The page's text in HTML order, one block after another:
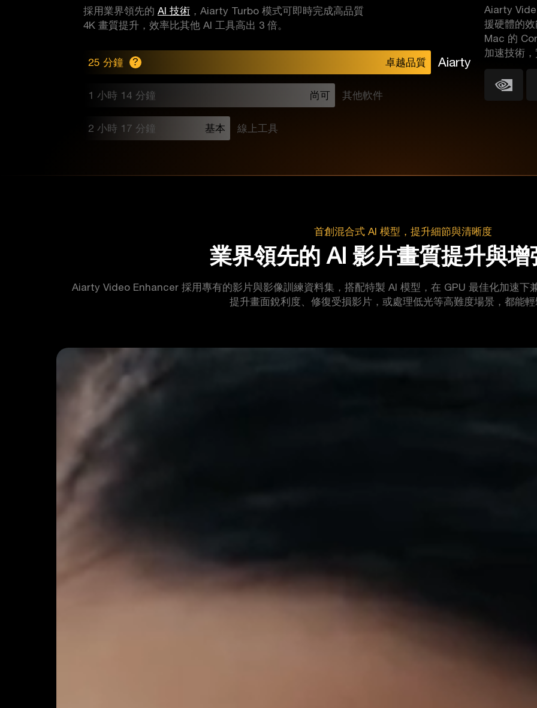
採用業界領先的 AI 技術，Aiarty Turbo 模式可即時完成高品質
4K 畫質提升，效率比其他 AI 工具高出 3 倍。
25 分鐘 ? 卓越品質 Aiarty
1 小時 14 分鐘 尚可 其他軟件
2 小時 17 分鐘 基本 線上工具
Aiarty
援硬體的
Mac 的
加速技術
首創混合式 AI 模型，提升細節與清晰度
業界領先的 AI 影片畫質提升與增
Aiarty Video Enhancer 採用專有的影片與影像訓練資料集，搭配特製 AI 模型，在 GPU 最佳化加速下
提升畫面銳利度、修復受損影片，或處理低光等高難度場景，都能